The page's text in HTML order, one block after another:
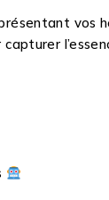
vos